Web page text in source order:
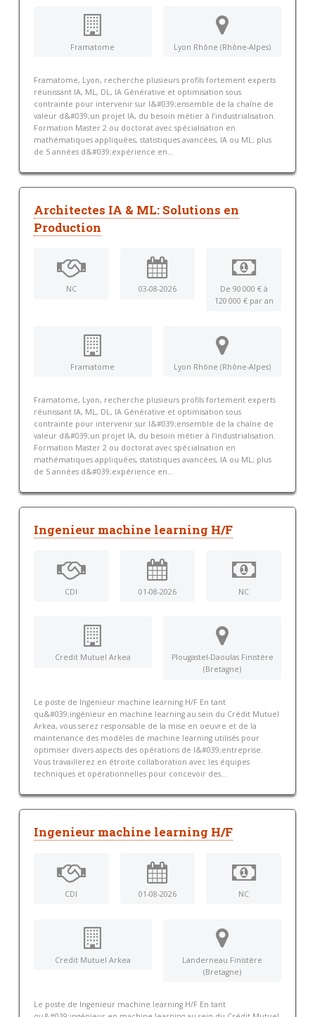
Framatome Lyon Rhône (Rhône-Alpes)
Framatome, Lyon, recherche plusieurs profils fortement experts
réunissant IA, ML, DL, IA Générative et optimisation sous
contrainte pour intervenir sur l&#039;ensemble de la chaîne de
valeur d&#039;un projet IA, du besoin métier à l’industrialisation.
Formation Master 2 ou doctorat avec spécialisation en
mathématiques appliquées, statistiques avancées, IA ou ML; plus
de 5 années d&#039;expérience en...
Architectes IA & ML: Solutions en
Production
NC 03-08-2026
De 90 000 € à
120 000 € par an
Framatome Lyon Rhône (Rhône-Alpes)
Framatome, Lyon, recherche plusieurs profils fortement experts
réunissant IA, ML, DL, IA Générative et optimisation sous
contrainte pour intervenir sur l&#039;ensemble de la chaîne de
valeur d&#039;un projet IA, du besoin métier à l’industrialisation.
Formation Master 2 ou doctorat avec spécialisation en
mathématiques appliquées, statistiques avancées, IA ou ML; plus
de 5 années d&#039;expérience en...
Ingenieur machine learning H/F
CDI 01-08-2026 NC
Credit Mutuel Arkea
Plougastel-Daoulas Finistère
(Bretagne)
Le poste de Ingenieur machine learning H/F En tant
qu&#039;ingénieur en machine learning au sein du Crédit Mutuel
Arkea, vous serez responsable de la mise en oeuvre et de la
maintenance des modèles de machine learning utilisés pour
optimiser divers aspects des opérations de l&#039;entreprise.
Vous travaillerez en étroite collaboration avec les équipes
techniques et opérationnelles pour concevoir des...
Ingenieur machine learning H/F
CDI 01-08-2026 NC
Credit Mutuel Arkea
Landerneau Finistère
(Bretagne)
Le poste de Ingenieur machine learning H/F En tant